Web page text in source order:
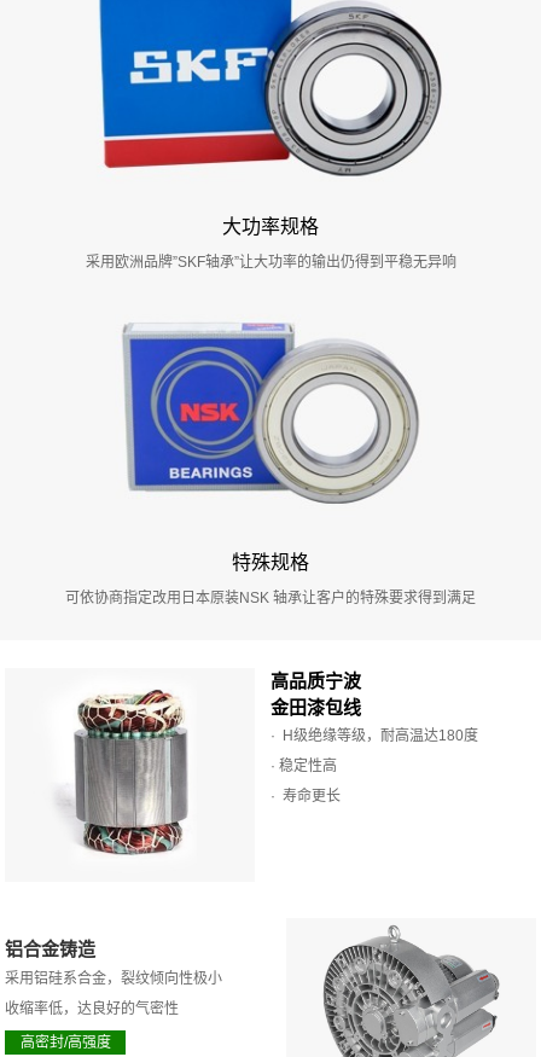
大功率规格
采用欧洲品牌”SKF轴承”让大功率的输出仍得到平稳无异响
特殊规格
可依协商指定改用日本原装NSK 轴承让客户的特殊要求得到满足
高品质宁波
金田漆包线
· H级绝缘等级，耐高温达180度
· 稳定性高
· 寿命更长
铝合金铸造
采用铝硅系合金，裂纹倾向性极小
收缩率低，达良好的气密性
高密封/高强度